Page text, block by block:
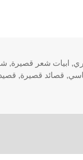
, ابيات شعر قصيرة,
, قصائد قصيرة,